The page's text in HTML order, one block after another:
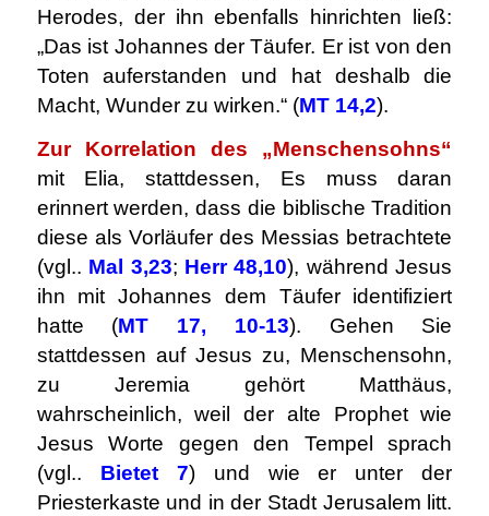
Herodes, der ihn ebenfalls hinrichten ließ:
„Das ist Johannes der Täufer. Er ist von den
Toten auferstanden und hat deshalb die
Macht, Wunder zu wirken.“ (MT 14,2).
Zur Korrelation des „Menschensohns“
mit Elia, stattdessen, Es muss daran
erinnert werden, dass die biblische Tradition
diese als Vorläufer des Messias betrachtete
(vgl.. Mal 3,23; Herr 48,10), während Jesus
ihn mit Johannes dem Täufer identifiziert
hatte (MT 17, 10-13). Gehen Sie
stattdessen auf Jesus zu, Menschensohn,
zu Jeremia gehört Matthäus,
wahrscheinlich, weil der alte Prophet wie
Jesus Worte gegen den Tempel sprach
(vgl.. Bietet 7) und wie er unter der
Priesterkaste und in der Stadt Jerusalem litt.